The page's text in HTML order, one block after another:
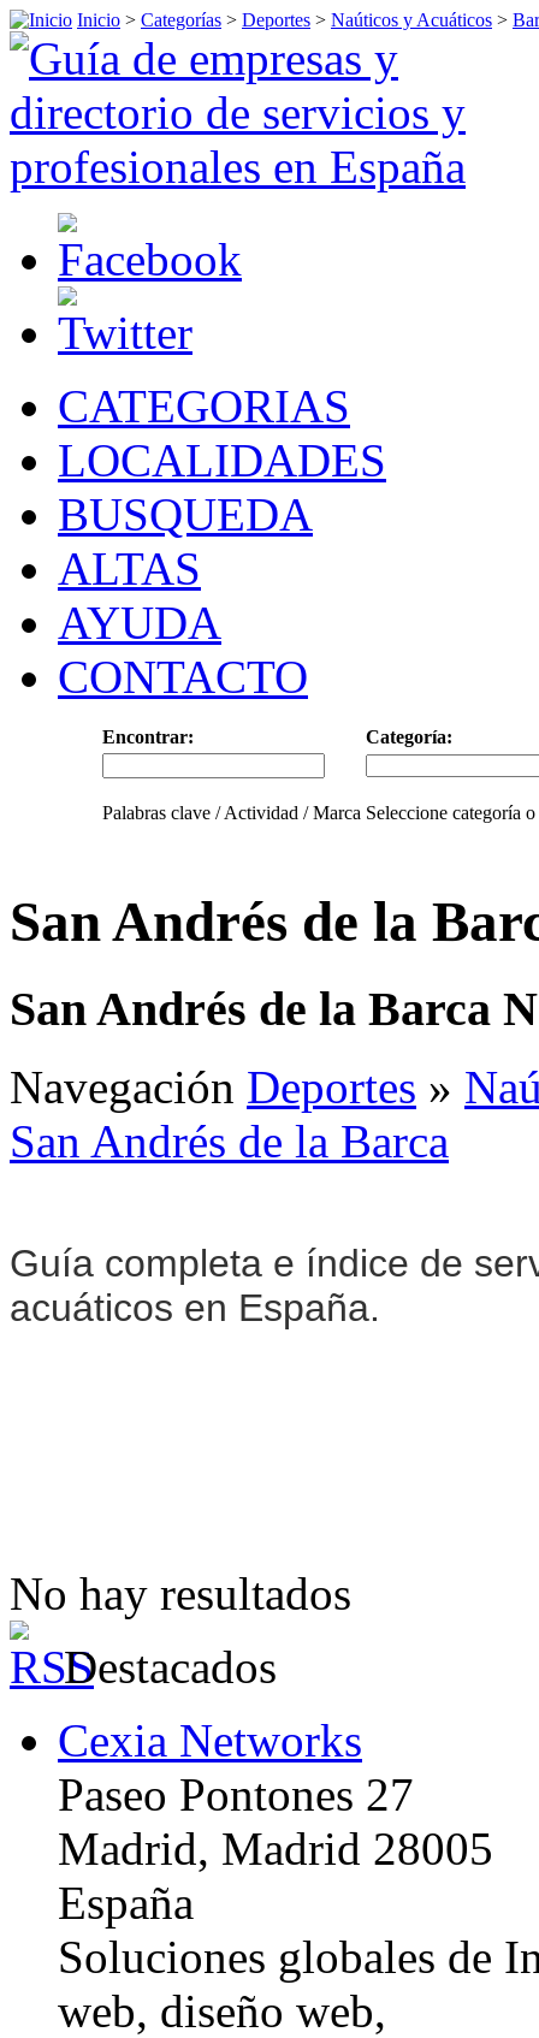
Inicio > Categorías > Deportes > Naúticos y Acuáticos >
CATEGORIAS
LOCALIDADES
BUSQUEDA
ALTAS
AYUDA
CONTACTO
Encontrar: Categoría:
Palabras clave / Actividad / Marca Seleccione categoría
San Andrés de la
San Andrés de la Barca
Navegación Deportes »
San Andrés de la Barca
Guía completa e índice de
acuáticos en España.
No hay resultados
Destacados
Cexia Networks
Paseo Pontones 27
Madrid, Madrid 28005
España
Soluciones globales de
web, diseño web,